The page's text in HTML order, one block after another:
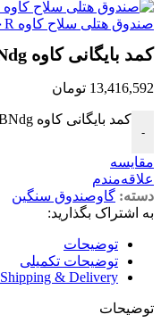
صندوق هتلی سلاح کاوه ۱۱۰۰R
کمد بایگانی کاوه ۲۰۰۰BNdg
13,416,592 تومان
-
کمد بایگانی کاوه ۲۰۰۰BNdg عدد
مقایسه
علاقه‌مندم
دسته: گاوصندوق سنگین
به اشتراک بگذارید:
توضیحات
توضیحات تکمیلی
Shipping & Delivery
توضیحات